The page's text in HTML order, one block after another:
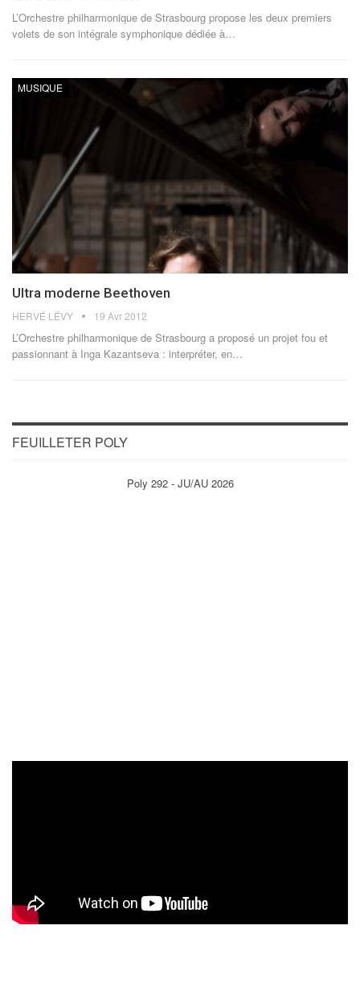
L’Orchestre philharmonique de Strasbourg propose les deux premiers
volets de son intégrale symphonique dédiée à…
MUSIQUE
Ultra moderne Beethoven
HERVÉ LÉVY 19 Avr 2012
L’Orchestre philharmonique de Strasbourg a proposé un projet fou et
passionnant à Inga Kazantseva : interpréter, en…
FEUILLETER POLY
Poly 292 - JU/AU 2026